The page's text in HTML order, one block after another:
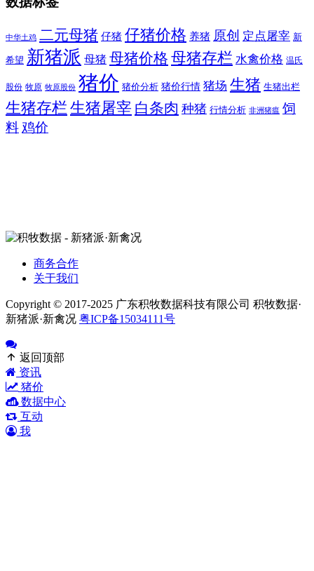
中华土鸡 二元母猪 仔猪 仔猪价格 养猪 原创 定点屠宰 新
希望 新猪派 母猪 母猪价格 母猪存栏 水禽价格 温氏
股份 牧原 牧原股份 猪价 猪价分析 猪价行情 猪场 生猪 生猪出栏
生猪存栏 生猪屠宰 白条肉 种猪 行情分析 非洲猪瘟 饲
料 鸡价
商务合作
关于我们
Copyright © 2017-2025 广东积牧数据科技有限公司 积牧数据·
新猪派·新禽况 粤ICP备15034111号
返回顶部
资讯
猪价
数据中心
互动
我